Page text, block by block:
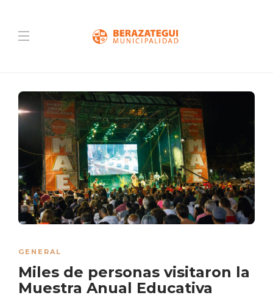
GENERAL
Miles de personas visitaron la
Muestra Anual Educativa